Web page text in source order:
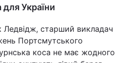
України
старший викладач
Портсмутського
коса не має жодного